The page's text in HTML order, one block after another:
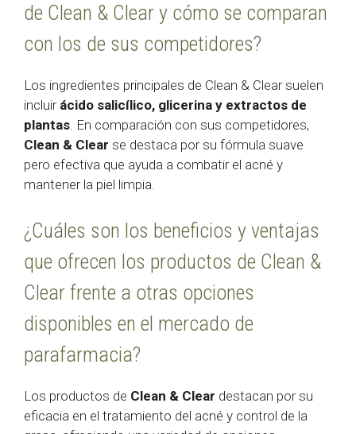
de Clean & Clear y cómo se comparan
con los de sus competidores?
Los ingredientes principales de Clean & Clear suelen
incluir ácido salicílico, glicerina y extractos de
plantas. En comparación con sus competidores,
Clean & Clear se destaca por su fórmula suave
pero efectiva que ayuda a combatir el acné y
mantener la piel limpia.
¿Cuáles son los beneficios y ventajas
que ofrecen los productos de Clean &
Clear frente a otras opciones
disponibles en el mercado de
parafarmacia?
Los productos de Clean & Clear destacan por su
eficacia en el tratamiento del acné y control de la